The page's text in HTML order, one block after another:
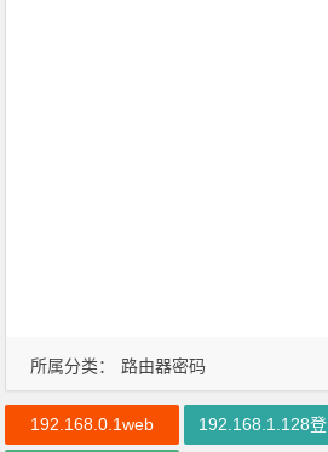
所属分类： 路由器密码
192.168.0.1web 192.168.1.128